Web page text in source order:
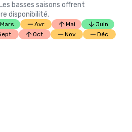
basses saisons offrent
disponibilité.
Mars Avr. Mai
Juin
Oct. Nov. Déc.